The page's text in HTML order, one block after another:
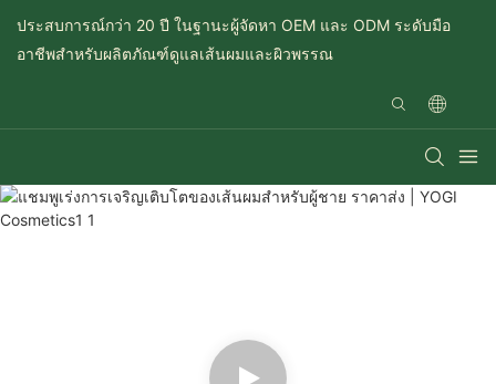
ประสบการณ์กว่า 20 ปี ในฐานะผู้จัดหา OEM และ ODM ระดับมือ
อาชีพสำหรับผลิตภัณฑ์ดูแลเส้นผมและผิวพรรณ